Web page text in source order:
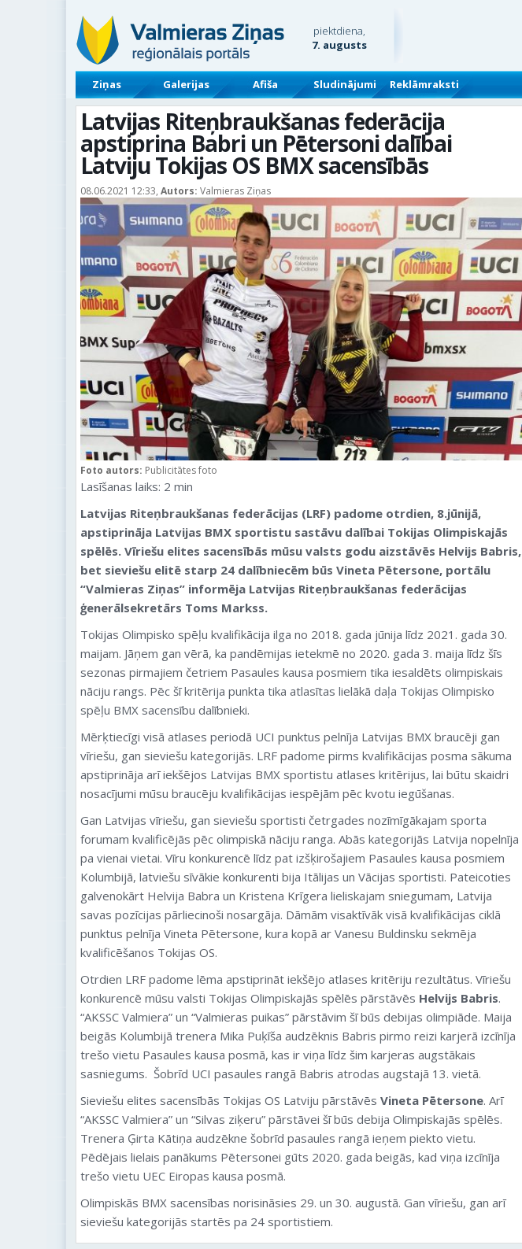
piektdiena,
7. augusts
Ziņas Galerijas Afiša Sludinājumi Reklāmraksti
Latvijas Riteņbraukšanas federācija
apstiprina Babri un Pētersoni dalībai
Latviju Tokijas OS BMX sacensībās
08.06.2021 12:33, Autors: Valmieras Ziņas
Foto autors: Publicitātes foto
Lasīšanas laiks: 2 min
Latvijas Riteņbraukšanas federācijas (LRF) padome otrdien, 8.jūnijā,
apstiprināja Latvijas BMX sportistu sastāvu dalībai Tokijas Olimpiskajās
spēlēs. Vīriešu elites sacensībās mūsu valsts godu aizstāvēs Helvijs Babris,
bet sieviešu elitē starp 24 dalībniecēm būs Vineta Pētersone, portālu
“Valmieras Ziņas” informēja Latvijas Riteņbraukšanas federācijas
ģenerālsekretārs Toms Markss.
Tokijas Olimpisko spēļu kvalifikācija ilga no 2018. gada jūnija līdz 2021. gada 30.
maijam. Jāņem gan vērā, ka pandēmijas ietekmē no 2020. gada 3. maija līdz šīs
sezonas pirmajiem četriem Pasaules kausa posmiem tika iesaldēts olimpiskais
nāciju rangs. Pēc šī kritērija punkta tika atlasītas lielākā daļa Tokijas Olimpisko
spēļu BMX sacensību dalībnieki.
Mērķtiecīgi visā atlases periodā UCI punktus pelnīja Latvijas BMX braucēji gan
vīriešu, gan sieviešu kategorijās. LRF padome pirms kvalifikācijas posma sākuma
apstiprināja arī iekšējos Latvijas BMX sportistu atlases kritērijus, lai būtu skaidri
nosacījumi mūsu braucēju kvalifikācijas iespējām pēc kvotu iegūšanas.
Gan Latvijas vīriešu, gan sieviešu sportisti četrgades nozīmīgākajam sporta
forumam kvalificējās pēc olimpiskā nāciju ranga. Abās kategorijās Latvija nopelnīja
pa vienai vietai. Vīru konkurencē līdz pat izšķirošajiem Pasaules kausa posmiem
Kolumbijā, latviešu sīvākie konkurenti bija Itālijas un Vācijas sportisti. Pateicoties
galvenokārt Helvija Babra un Kristena Krīgera lieliskajam sniegumam, Latvija
savas pozīcijas pārliecinoši nosargāja. Dāmām visaktīvāk visā kvalifikācijas ciklā
punktus pelnīja Vineta Pētersone, kura kopā ar Vanesu Buldinsku sekmēja
kvalificēšanos Tokijas OS.
Otrdien LRF padome lēma apstiprināt iekšējo atlases kritēriju rezultātus. Vīriešu
konkurencē mūsu valsti Tokijas Olimpiskajās spēlēs pārstāvēs Helvijs Babris.
“AKSSC Valmiera” un “Valmieras puikas” pārstāvim šī būs debijas olimpiāde. Maija
beigās Kolumbijā trenera Mika Puķīša audzēknis Babris pirmo reizi karjerā izcīnīja
trešo vietu Pasaules kausa posmā, kas ir viņa līdz šim karjeras augstākais
sasniegums. Šobrīd UCI pasaules rangā Babris atrodas augstajā 13. vietā.
Sieviešu elites sacensībās Tokijas OS Latviju pārstāvēs Vineta Pētersone. Arī
“AKSSC Valmiera” un “Silvas ziķeru” pārstāvei šī būs debija Olimpiskajās spēlēs.
Trenera Ģirta Kātiņa audzēkne šobrīd pasaules rangā ieņem piekto vietu.
Pēdējais lielais panākums Pētersonei gūts 2020. gada beigās, kad viņa izcīnīja
trešo vietu UEC Eiropas kausa posmā.
Olimpiskās BMX sacensības norisināsies 29. un 30. augustā. Gan vīriešu, gan arī
sieviešu kategorijās startēs pa 24 sportistiem.